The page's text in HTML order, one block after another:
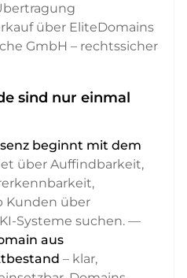
über EliteDomains
GmbH – rechtssicher
sind nur einmal
beginnt mit dem
über Auffindbarkeit,
Kunden über
Systeme suchen. —
aus
– klar,